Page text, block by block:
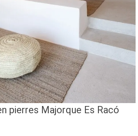
pierres Majorque Es Racó